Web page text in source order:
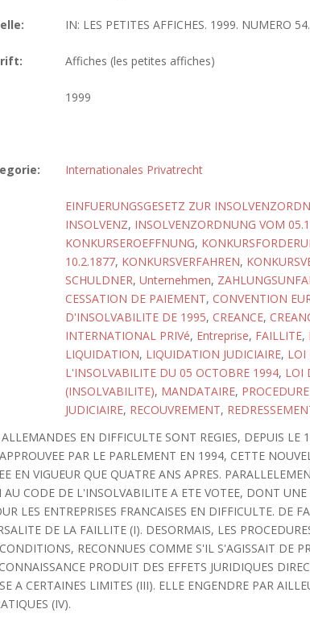
IN: LES PETITES AFFICHES. 1999. NUMERO
Affiches (les petites affiches)
1999
Internationales Privatrecht
EINFUERUNGSGESETZ ZUR
INSOLVENZ, INSOLVENZORDNUNG VOM
KONKURSEROEFFNUNG,
10.2.1877, KONKURSVERFAHREN,
SCHULDNER, Unternehmen,
CESSATION DE PAIEMENT, CONVENTION
D'INSOLVABILITE DE 1995, CREANCE,
INTERNATIONAL PRIVé, Entreprise, FAILLITE,
LIQUIDATION, LIQUIDATION JUDICIAIRE, LOI
L'INSOLVABILITE DU 05 OCTOBRE 1994, LOI
(INSOLVABILITE), MANDATAIRE,
JUDICIAIRE, RECOUVREMENT,
ALLEMANDES EN DIFFICULTE SONT REGIES, DEPUIS LE
PAR LE PARLEMENT EN 1994, CETTE
EN VIGUEUR QUE QUATRE ANS APRES.
CODE DE L'INSOLVABILITE A ETE VOTEE, DONT
LES ENTREPRISES FRANCAISES EN DIFFICULTE. DE
DE LA FAILLITE (I). DESORMAIS, LES
RECONNUES COMME S'IL S'AGISSAIT DE
PRODUIT DES EFFETS JURIDIQUES
A CERTAINES LIMITES (III). ELLE ENGENDRE PAR
(IV).